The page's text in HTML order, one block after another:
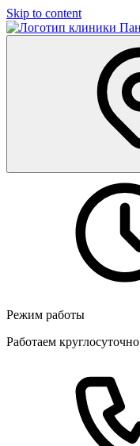
Skip to content
Режим работы
Работаем круглосуточно